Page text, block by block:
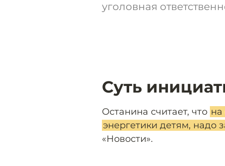
уголовная
Суть
Останина считает, что на
энергетики детям, надо
«Новости».